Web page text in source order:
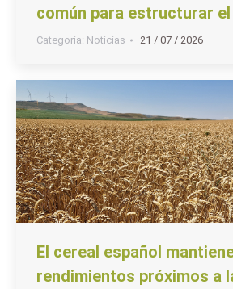
común para estructurar
Categoria: Noticias 21 / 07 / 2026
El cereal español
rendimientos próximos a